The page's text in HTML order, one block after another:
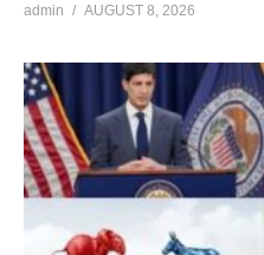
admin AUGUST 8, 2026